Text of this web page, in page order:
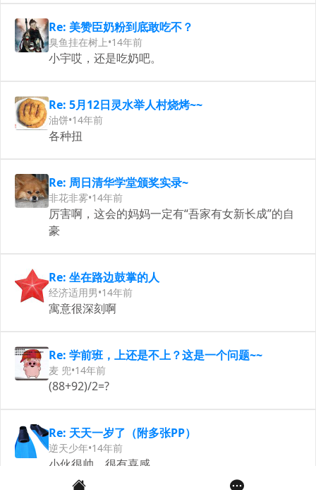
Re: 美赞臣奶粉到底敢吃不？
臭鱼挂在树上•14年前
小宇哎，还是吃奶吧。
Re: 5月12日灵水举人村烧烤~~
油饼•14年前
各种扭
Re: 周日清华学堂颁奖实录~
非花非雾•14年前
厉害啊，这会的妈妈一定有“吾家有女新长成”的自
豪
Re: 坐在路边鼓掌的人
经济适用男•14年前
寓意很深刻啊
Re: 学前班，上还是不上？这是一个问题~~
麦 兜•14年前
(88+92)/2=?
Re: 天天一岁了（附多张PP）
逆天少年•14年前
小伙很帅，很有喜感